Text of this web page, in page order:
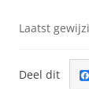
Laatst
Deel dit